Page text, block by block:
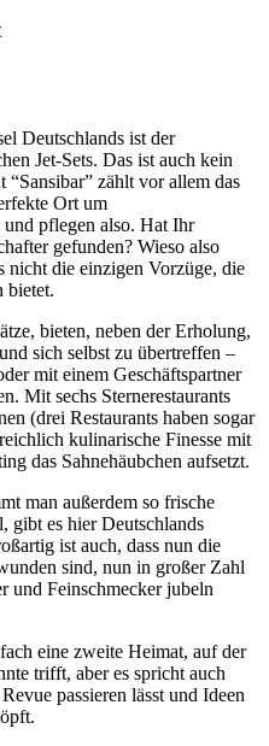
Deutschlands ist der
Jet-Sets. Das ist auch kein
“Sansibar” zählt vor allem das
Ort um
pflegen also. Hat Ihr
gefunden? Wieso also
die einzigen Vorzüge, die
bietet.
bieten, neben der Erholung,
sich selbst zu übertreffen –
mit einem Geschäftspartner
Mit sechs Sternerestaurants
(drei Restaurants haben sogar
kulinarische Finesse mit
das Sahnehäubchen aufsetzt.
man außerdem so frische
gibt es hier Deutschlands
ist auch, dass nun die
sind, nun in großer Zahl
und Feinschmecker jubeln
eine zweite Heimat, auf der
trifft, aber es spricht auch
passieren lässt und Ideen